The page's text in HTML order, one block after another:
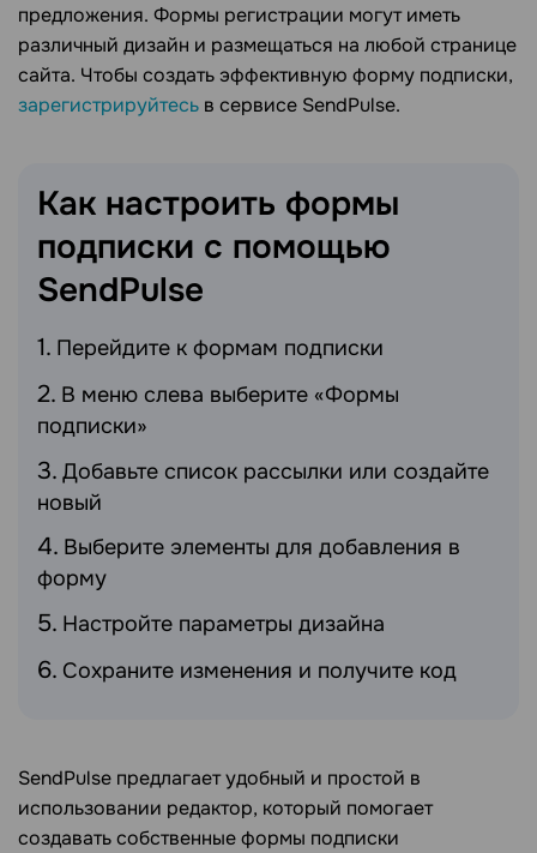
предложения. Формы регистрации могут иметь
различный дизайн и размещаться на любой странице
сайта. Чтобы создать эффективную форму подписки,
зарегистрируйтесь в сервисе SendPulse.
Как настроить формы
подписки с помощью
SendPulse
Перейдите к формам подписки
В меню слева выберите «Формы
подписки»
Добавьте список рассылки или создайте
новый
Выберите элементы для добавления в
форму
Настройте параметры дизайна
Сохраните изменения и получите код
SendPulse предлагает удобный и простой в
использовании редактор, который помогает
создавать собственные формы подписки